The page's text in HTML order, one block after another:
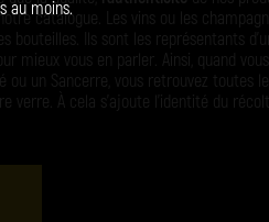
au moins.
catalogue. Les vins ou les
bouteilles. Ils sont les représentants
mieux vous en parler. Ainsi, quand
ou un Sancerre, vous retrouvez toutes
verre. À cela s’ajoute l’identité du